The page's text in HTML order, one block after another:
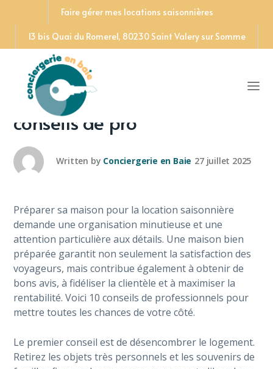
Faire gérer mes locations saisonnières
13 bis Quai du Romerel, 80230 Saint Valery sur Somme
Préparer votre maison pour
la location saisonnière : 10
conseils de pro
Written by Conciergerie en Baie 27 juillet 2025
Préparer sa maison pour la location saisonnière
demande une organisation minutieuse et une
attention particulière aux détails. Une maison bien
préparée garantit non seulement la satisfaction des
voyageurs, mais contribue également à obtenir de
bons avis, à fidéliser la clientèle et à maximiser la
rentabilité. Voici 10 conseils de professionnels pour
mettre toutes les chances de votre côté.
Le premier conseil est de désencombrer le logement.
Retirez les objets très personnels et les souvenirs de